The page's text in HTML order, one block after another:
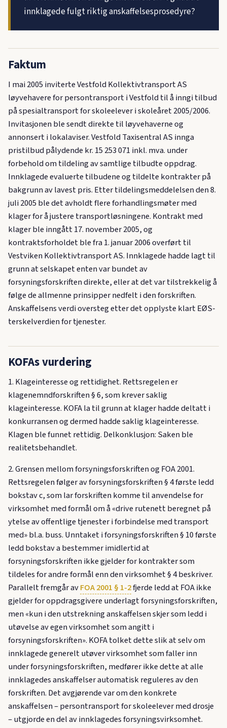
innklagede fulgt riktig anskaffelsesprosedyre?
Faktum
I mai 2005 inviterte Vestfold Kollektivtransport AS
løyvehavere for persontransport i Vestfold til å inngi tilbud
på spesialtransport for skoleelever i skoleåret 2005/2006.
Invitasjonen ble sendt direkte til løyvehaverne og
annonsert i lokalaviser. Vestfold Taxisentral AS innga
pristilbud pålydende kr. 15 253 071 inkl. mva. under
forbehold om tildeling av samtlige tilbudte oppdrag.
Innklagede evaluerte tilbudene og tildelte kontrakter på
bakgrunn av lavest pris. Etter tildelingsmeddelelsen den 8.
juli 2005 ble det avholdt flere forhandlingsmøter med
klager for å justere transportløsningene. Kontrakt med
klager ble inngått 17. november 2005, og
kontraktsforholdet ble fra 1. januar 2006 overført til
Vestviken Kollektivtransport AS. Innklagede hadde lagt til
grunn at selskapet enten var bundet av
forsyningsforskriften direkte, eller at det var tilstrekkelig å
følge de allmenne prinsipper nedfelt i den forskriften.
Anskaffelsens verdi oversteg etter det opplyste klart EØS-
terskelverdien for tjenester.
KOFAs vurdering
1. Klageinteresse og rettidighet. Rettsregelen er
klagenemndforskriften § 6, som krever saklig
klageinteresse. KOFA la til grunn at klager hadde deltatt i
konkurransen og dermed hadde saklig klageinteresse.
Klagen ble funnet rettidig. Delkonklusjon: Saken ble
realitetsbehandlet.
2. Grensen mellom forsyningsforskriften og FOA 2001.
Rettsregelen følger av forsyningsforskriften § 4 første ledd
bokstav c, som lar forskriften komme til anvendelse for
virksomhet med formål om å «drive rutenett beregnet på
ytelse av offentlige tjenester i forbindelse med transport
med» bl.a. buss. Unntaket i forsyningsforskriften § 10 første
ledd bokstav a bestemmer imidlertid at
forsyningsforskriften ikke gjelder for kontrakter som
tildeles for andre formål enn den virksomhet § 4 beskriver.
Parallelt fremgår avFOA 2001 § 1-2fjerde ledd at FOA ikke
gjelder for oppdragsgivere underlagt forsyningsforskriften,
men «kun i den utstrekning anskaffelsen skjer som ledd i
utøvelse av egen virksomhet som angitt i
forsyningsforskriften». KOFA tolket dette slik at selv om
innklagede generelt utøver virksomhet som faller inn
under forsyningsforskriften, medfører ikke dette at alle
innklagedes anskaffelser automatisk reguleres av den
forskriften. Det avgjørende var om den konkrete
anskaffelsen – persontransport for skoleelever med drosje
– utgjorde en del av innklagedes forsyningsvirksomhet.